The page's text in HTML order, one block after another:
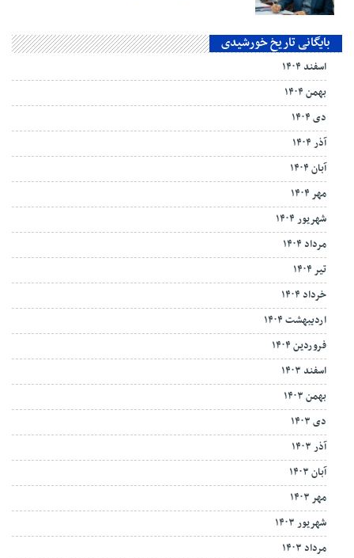
بایگانی تاریخ خورشیدی
اسفند ۱۴۰۴
بهمن ۱۴۰۴
دی ۱۴۰۴
آذر ۱۴۰۴
آبان ۱۴۰۴
مهر ۱۴۰۴
شهریور ۱۴۰۴
مرداد ۱۴۰۴
تیر ۱۴۰۴
خرداد ۱۴۰۴
اردیبهشت ۱۴۰۴
فروردین ۱۴۰۴
اسفند ۱۴۰۳
بهمن ۱۴۰۳
دی ۱۴۰۳
آذر ۱۴۰۳
آبان ۱۴۰۳
مهر ۱۴۰۳
شهریور ۱۴۰۳
مرداد ۱۴۰۳